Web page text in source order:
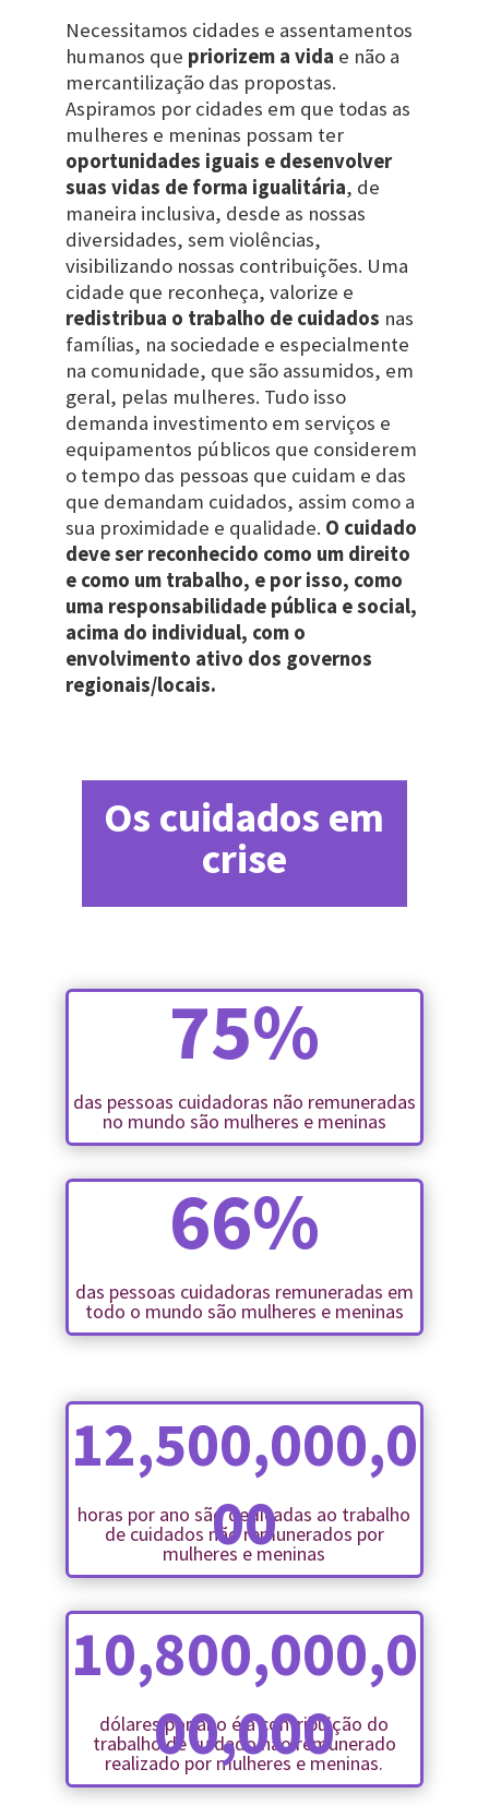
Necessitamos cidades e assentamentos
humanos que priorizem a vida e não a
mercantilização das propostas.
Aspiramos por cidades em que todas as
mulheres e meninas possam ter
oportunidades iguais e desenvolver
suas vidas de forma igualitária, de
maneira inclusiva, desde as nossas
diversidades, sem violências,
visibilizando nossas contribuições. Uma
cidade que reconheça, valorize e
redistribua o trabalho de cuidados nas
famílias, na sociedade e especialmente
na comunidade, que são assumidos, em
geral, pelas mulheres. Tudo isso
demanda investimento em serviços e
equipamentos públicos que considerem
o tempo das pessoas que cuidam e das
que demandam cuidados, assim como a
sua proximidade e qualidade. O cuidado
deve ser reconhecido como um direito
e como um trabalho, e por isso, como
uma responsabilidade pública e social,
acima do individual, com o
envolvimento ativo dos governos
regionais/locais.
Os cuidados em
crise
75%
das pessoas cuidadoras não remuneradas
no mundo são mulheres e meninas
66%
das pessoas cuidadoras remuneradas em
todo o mundo são mulheres e meninas
12,500,000,0
00
horas por ano são dedicadas ao trabalho
de cuidados não remunerados por
mulheres e meninas
10,800,000,0
00,000
dólares por ano é a contribuição do
trabalho de cuidado não remunerado
realizado por mulheres e meninas.